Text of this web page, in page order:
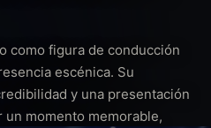
como figura de conducción
escénica. Su
y una presentación
un momento memorable,